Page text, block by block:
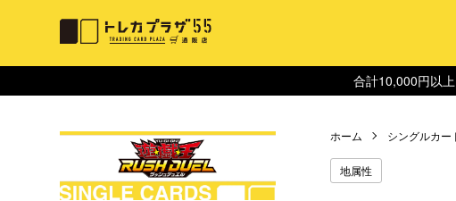
合計10,000円以
ホーム シングルカー
地属性